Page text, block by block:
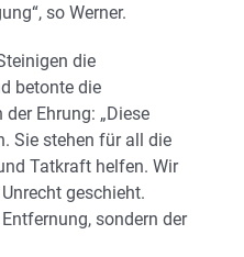
so Werner.
die
betonte die
Ehrung: „Diese
Sie stehen für all die
Tatkraft helfen. Wir
geschieht.
sondern der